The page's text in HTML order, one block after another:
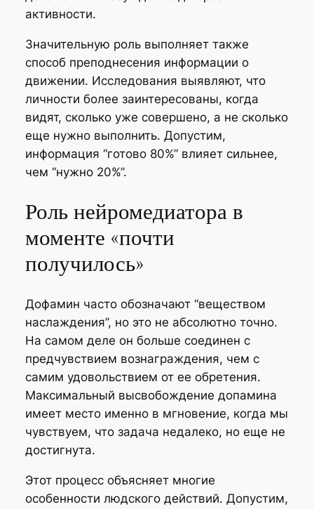
активности.
Значительную роль выполняет также
способ преподнесения информации о
движении. Исследования выявляют, что
личности более заинтересованы, когда
видят, сколько уже совершено, а не сколько
еще нужно выполнить. Допустим,
информация “готово 80%” влияет сильнее,
чем “нужно 20%”.
Роль нейромедиатора в
моменте «почти
получилось»
Дофамин часто обозначают “веществом
наслаждения”, но это не абсолютно точно.
На самом деле он больше соединен с
предчувствием вознаграждения, чем с
самим удовольствием от ее обретения.
Максимальный высвобождение допамина
имеет место именно в мгновение, когда мы
чувствуем, что задача недалеко, но еще не
достигнута.
Этот процесс объясняет многие
особенности людского действий. Допустим,